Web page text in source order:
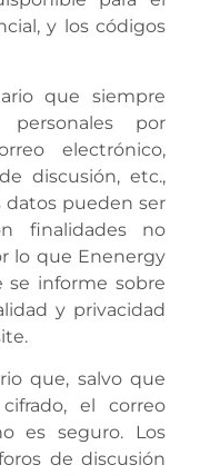
y los códigos
que siempre
por
electrónico,
discusión, etc.,
pueden ser
finalidades no
lo que Enenergy
se informe sobre
y privacidad
que, salvo que
el correo
es seguro. Los
de discusión